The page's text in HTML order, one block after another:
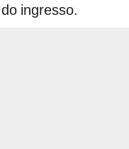
ingresso.